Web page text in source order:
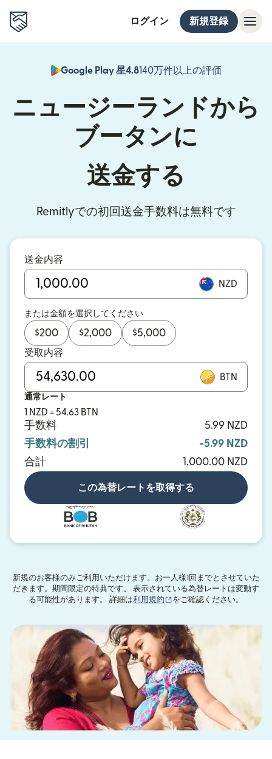
ログイン 新規登録
Google Play 星4.8140万件以上の評価
（別ウィン
ニュージーランドから
ブータンに
送金する
Remitlyでの初回送金手数料は無料です
送金内容
NZD
または金額を選択してください
$200 $2,000 $5,000
受取内容
BTN
通常レート
1 NZD = 54.63 BTN
手数料
5.99 NZD
手数料の割引
-5.99 NZD
合計
1,000.00 NZD
この為替レートを取得する
新規のお客様のみご利用いただけます。お一人様1回までとさせていた
だきます。期間限定の特典です。 表示されている為替レートは変動す
る可能性があります。 詳細は利用規約 （別ウィンドウで開きます
をご確認ください。